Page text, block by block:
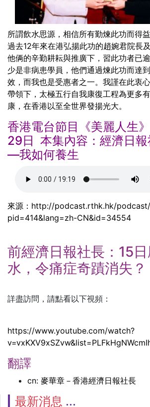
所謂飲水思源，相信所有勤煉此功而得
過去12年來在港弘揚此功的趙婉君院長
他俩的辛勤耕耘與推廣下，習此功者已
少是非病患學員，他們通過煉此功而達
效，而我也是受惠者之一。我謹在此衷
帶領下，太極五行自我康復工程為更多
康，在香港以至全世界發揚光大。
香港電台節目《美麗人生
29日 本集內容：經濟日報
—我如何養生
來源： http://podcast.rthk.hk/
pid=414&lang=zh-CN&id=34554
前經濟日報社長：15
水，令痛症奇蹟消失？
詳盡訪問，請點看以下視頻：
https://www.youtube.com/watch?
翻譯
cn: 麥華章－香港經濟日報社長
最新消息